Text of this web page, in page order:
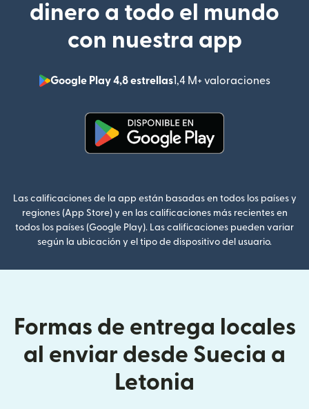
dinero a todo el mundo
con nuestra app
Google Play 4,8 estrellas1,4 M+ valoraciones
(se
Las calificaciones de la app están basadas en todos los países y
regiones (App Store) y en las calificaciones más recientes en
todos los países (Google Play). Las calificaciones pueden variar
según la ubicación y el tipo de dispositivo del usuario.
Formas de entrega locales
al enviar desde Suecia a
Letonia